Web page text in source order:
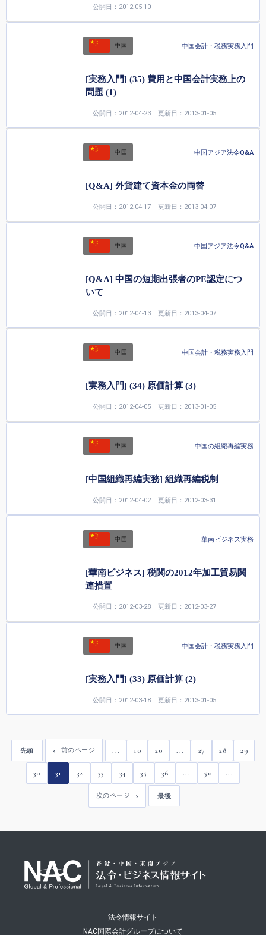
公開日：2012-05-10
中国 中国会計・税務実務入門
[実務入門] (35) 費用と中国会計実務上の
問題 (1)
公開日：2012-04-23 更新日：2013-01-05
中国 中国アジア法令Q&A
[Q&A] 外貨建て資本金の両替
公開日：2012-04-17 更新日：2013-04-07
中国 中国アジア法令Q&A
[Q&A] 中国の短期出張者のPE認定につ
いて
公開日：2012-04-13 更新日：2013-04-07
中国 中国会計・税務実務入門
[実務入門] (34) 原価計算 (3)
公開日：2012-04-05 更新日：2013-01-05
中国 中国の組織再編実務
[中国組織再編実務] 組織再編税制
公開日：2012-04-02 更新日：2012-03-31
中国 華南ビジネス実務
[華南ビジネス] 税関の2012年加工貿易関
連措置
公開日：2012-03-28 更新日：2012-03-27
中国 中国会計・税務実務入門
[実務入門] (33) 原価計算 (2)
公開日：2012-03-18 更新日：2013-01-05
先頭 前のページ ... 10 20 ... 27 28 29
30 31 32 33 34 35 36 ... 50 ...
次のページ 最後
法令情報サイト
NAC国際会計グループについて